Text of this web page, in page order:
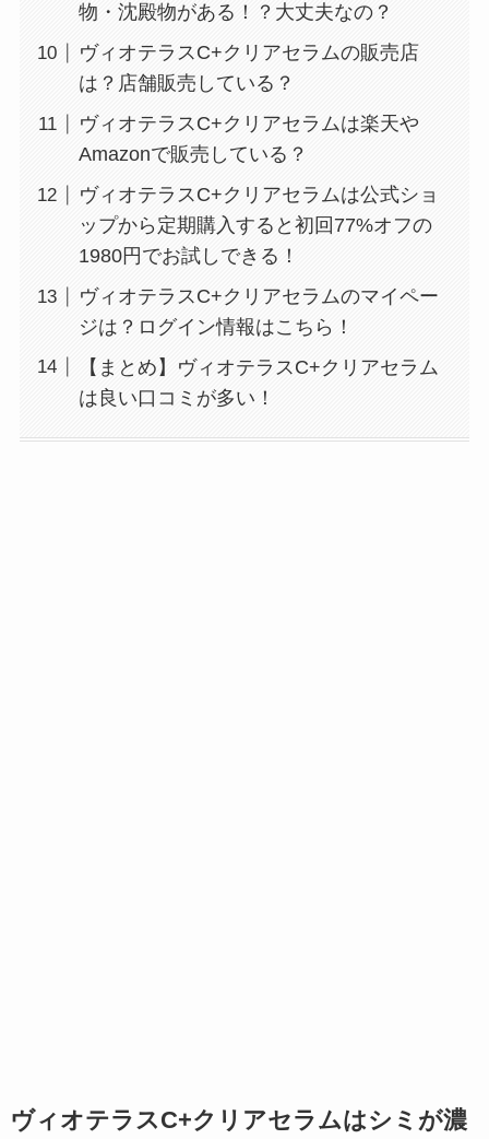
物・沈殿物がある！？大丈夫なの？
ヴィオテラスC+クリアセラムの販売店
は？店舗販売している？
ヴィオテラスC+クリアセラムは楽天や
Amazonで販売している？
ヴィオテラスC+クリアセラムは公式ショ
ップから定期購入すると初回77%オフの
1980円でお試しできる！
ヴィオテラスC+クリアセラムのマイペー
ジは？ログイン情報はこちら！
【まとめ】ヴィオテラスC+クリアセラム
は良い口コミが多い！
ヴィオテラスC+クリアセラムはシミが濃